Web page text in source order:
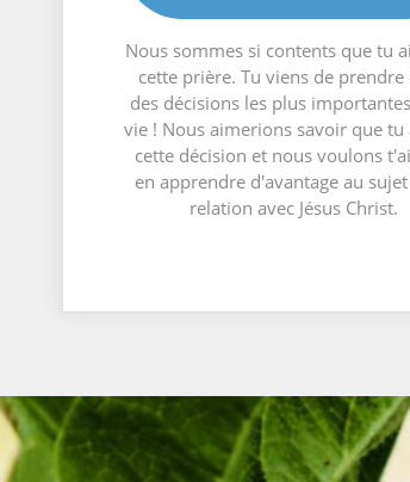
Nous sommes si contents que tu
cette prière. Tu viens de prendre
des décisions les plus
vie ! Nous aimerions savoir que tu
cette décision et nous voulons
en apprendre d'avantage au
relation avec Jésus Christ.